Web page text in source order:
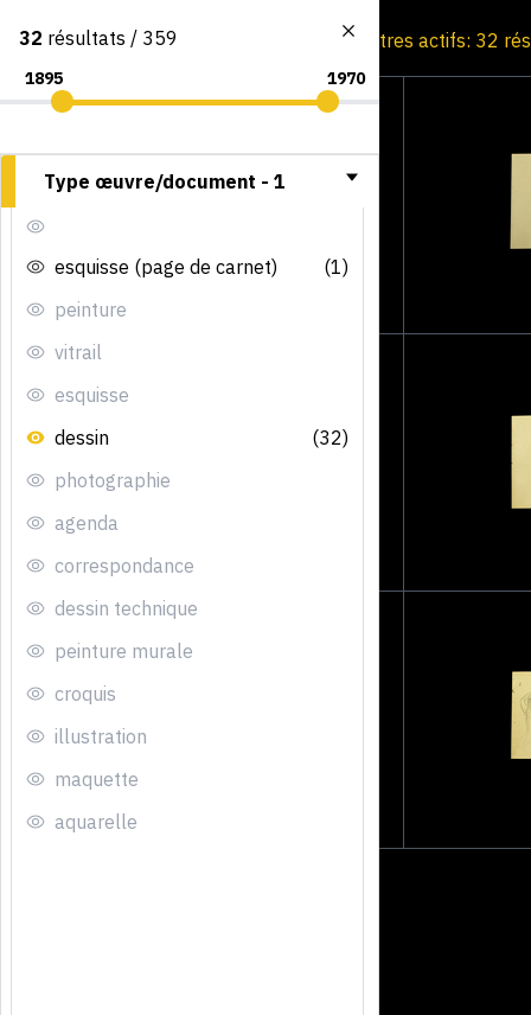
Consultation par image Filtres actifs: 32
32 résultats / 359
Type œuvre/document - 1
esquisse (page de carnet)
(1)
peinture
vitrail
esquisse
dessin
(32)
photographie
agenda
correspondance
dessin technique
peinture murale
croquis
illustration
maquette
aquarelle